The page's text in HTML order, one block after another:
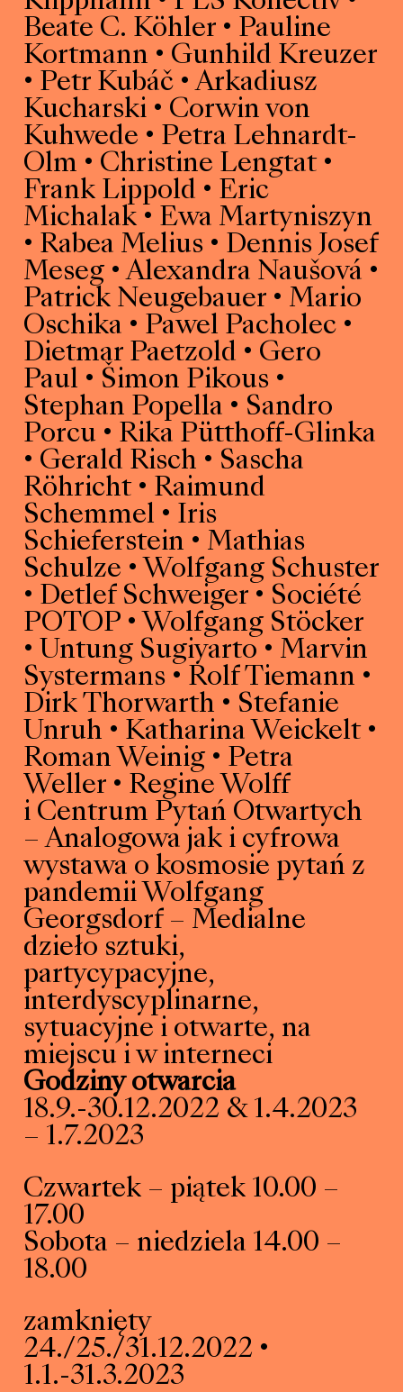
Beate C. Köhler • Pauline
Kortmann • Gunhild Kreuzer
• Petr Kubáč • Arkadiusz
Kucharski • Corwin von
Kuhwede • Petra Lehnardt-
Olm • Christine Lengtat •
Frank Lippold • Eric
Michalak • Ewa Martyniszyn
• Rabea Melius • Dennis Josef
Meseg • Alexandra Naušová •
Patrick Neugebauer • Mario
Oschika • Pawel Pacholec •
Dietmar Paetzold • Gero
Paul • Šimon Pikous •
Stephan Popella • Sandro
Porcu • Rika Pütthoff-Glinka
• Gerald Risch • Sascha
Röhricht • Raimund
Schemmel • Iris
Schieferstein • Mathias
Schulze • Wolfgang Schuster
• Detlef Schweiger • Société
POTOP • Wolfgang Stöcker
• Untung Sugiyarto • Marvin
Systermans • Rolf Tiemann •
Dirk Thorwarth • Stefanie
Unruh • Katharina Weickelt •
Roman Weinig • Petra
Weller • Regine Wolff
i Centrum Pytań Otwartych
– Analogowa jak i cyfrowa
wystawa o kosmosie pytań z
pandemii Wolfgang
Georgsdorf – Medialne
dzieło sztuki,
partycypacyjne,
interdyscyplinarne,
sytuacyjne i otwarte, na
miejscu i w interneci
Godziny otwarcia
18.9.-30.12.2022 & 1.4.2023
– 1.7.2023
Czwartek – piątek 10.00 –
17.00
Sobota – niedziela 14.00 –
18.00
zamknięty
24./25./31.12.2022 •
1.1.-31.3.2023